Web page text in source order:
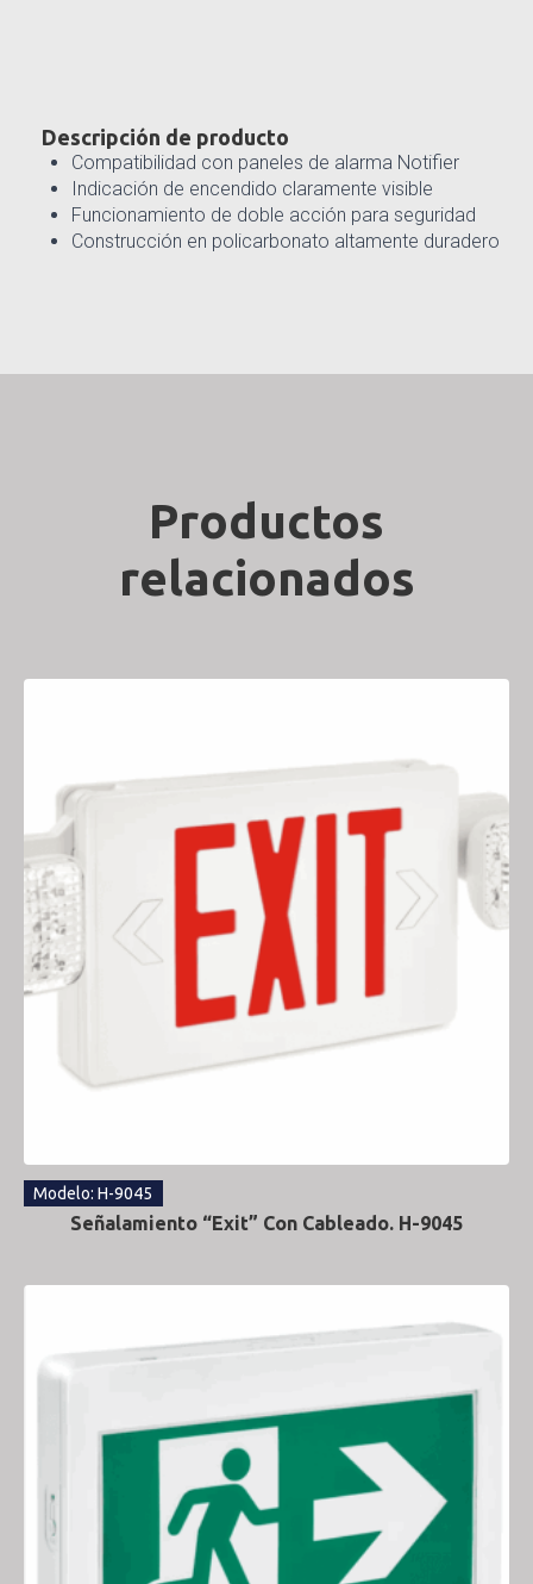
Descripción de producto
Compatibilidad con paneles de alarma Notifier
Indicación de encendido claramente visible
Funcionamiento de doble acción para seguridad
Construcción en policarbonato altamente duradero
Productos
relacionados
Modelo: H-9045
Señalamiento “Exit” Con Cableado. H-9045